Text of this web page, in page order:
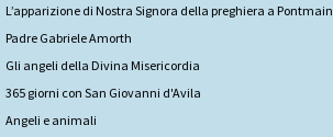
L’apparizione di Nostra Signora della preghiera a Pontmain
Padre Gabriele Amorth
Gli angeli della Divina Misericordia
365 giorni con San Giovanni d'Avila
Angeli e animali